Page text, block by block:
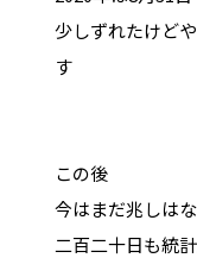
少しずれたけど
す
この後
今はまだ兆しは
二百二十日も統